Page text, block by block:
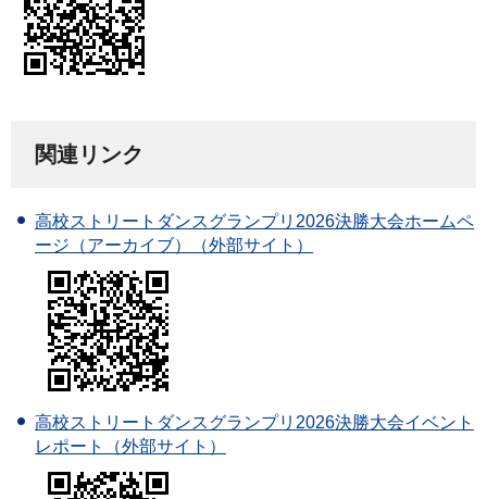
関連リンク
高校ストリートダンスグランプリ2026決勝大会ホームペ
ージ（アーカイブ）（外部サイト）
高校ストリートダンスグランプリ2026決勝大会イベント
レポート（外部サイト）